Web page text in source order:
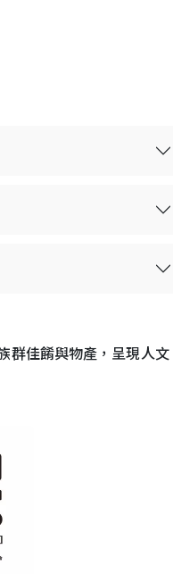
群佳餚與物產，呈現人